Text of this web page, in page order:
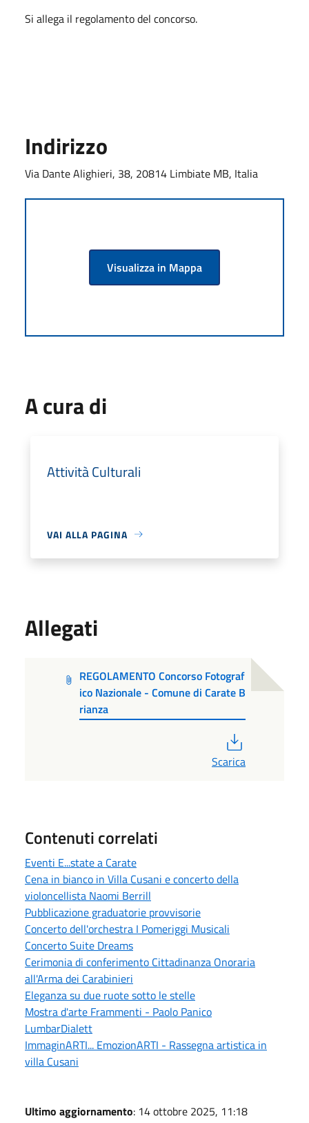
Si allega il regolamento del concorso.
Indirizzo
Via Dante Alighieri, 38, 20814 Limbiate MB, Italia
Visualizza in Mappa
A cura di
Attività Culturali
VAI ALLA PAGINA
Allegati
REGOLAMENTO Concorso Fotograf
ico Nazionale - Comune di Carate B
rianza
Scarica
Contenuti correlati
Eventi E...state a Carate
Cena in bianco in Villa Cusani e concerto della
violoncellista Naomi Berrill
Pubblicazione graduatorie provvisorie
Concerto dell'orchestra I Pomeriggi Musicali
Concerto Suite Dreams
Cerimonia di conferimento Cittadinanza Onoraria
all'Arma dei Carabinieri
Eleganza su due ruote sotto le stelle
Mostra d'arte Frammenti - Paolo Panico
LumbarDialett
ImmaginARTI... EmozionARTI - Rassegna artistica in
villa Cusani
Ultimo aggiornamento: 14 ottobre 2025, 11:18